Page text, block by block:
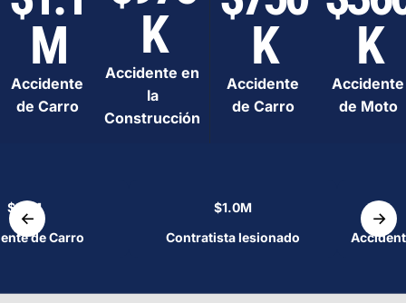
M
Accidente
de Carro
K
Accidente en
la
Construcción
K
Accidente
de Carro
K
Accidente
de Moto
←
$1.1M
de Carro
$1.0M
Contratista lesionado
→